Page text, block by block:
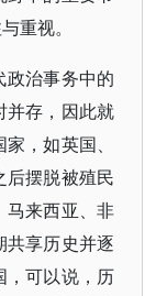
重视。
治事务中的
并存，因此就
，如英国、
摆脱被殖民
马来西亚、非
享历史并逐
，可以说，历